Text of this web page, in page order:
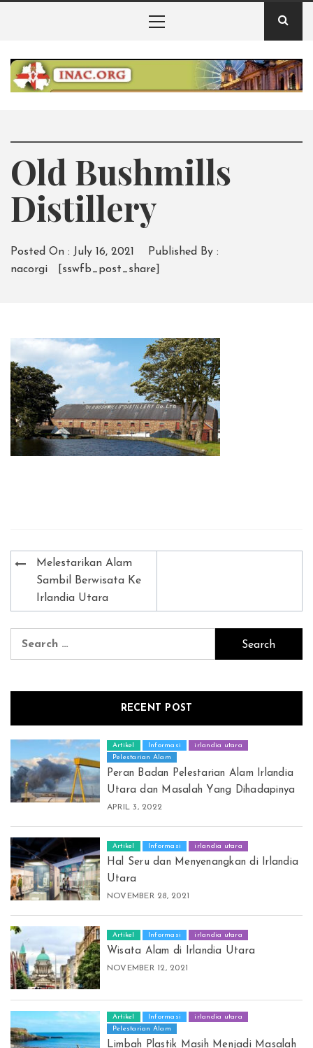
INAC – Badan
Irlandia Utara
Old Bushmills
Distillery
Posted On : July 16, 2021
Published By :
nacorgi
[sswfb_post_share]
Post
navigation
Melestarikan Alam
Sambil Berwisata Ke
Irlandia Utara
RECENT POST
Artikel Informasi
irlandia utara
Pelestarian Alam
Peran Badan Pelestarian Alam Irlandia
Utara dan Masalah Yang Dihadapinya
APRIL 3, 2022
Artikel Informasi irlandia utara
Hal Seru dan Menyenangkan di Irlandia
Utara
NOVEMBER 28, 2021
Artikel Informasi irlandia utara
Wisata Alam di Irlandia Utara
NOVEMBER 12, 2021
Artikel Informasi
irlandia utara
Pelestarian Alam
Limbah Plastik Masih Menjadi Masalah